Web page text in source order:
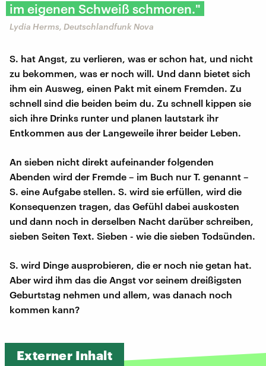
im eigenen Schweiß schmoren."
Lydia Herms, Deutschlandfunk Nova
S. hat Angst, zu verlieren, was er schon hat, und nicht
zu bekommen, was er noch will. Und dann bietet sich
ihm ein Ausweg, einen Pakt mit einem Fremden. Zu
schnell sind die beiden beim du. Zu schnell kippen sie
sich ihre Drinks runter und planen lautstark ihr
Entkommen aus der Langeweile ihrer beider Leben.
An sieben nicht direkt aufeinander folgenden
Abenden wird der Fremde – im Buch nur T. genannt –
S. eine Aufgabe stellen. S. wird sie erfüllen, wird die
Konsequenzen tragen, das Gefühl dabei auskosten
und dann noch in derselben Nacht darüber schreiben,
sieben Seiten Text. Sieben - wie die sieben Todsünden.
S. wird Dinge ausprobieren, die er noch nie getan hat.
Aber wird ihm das die Angst vor seinem dreißigsten
Geburtstag nehmen und allem, was danach noch
kommen kann?
Externer Inhalt